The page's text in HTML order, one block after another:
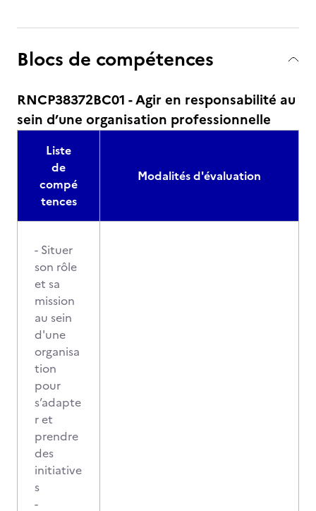
Blocs de compétences
RNCP38372BC01 - Agir en responsabilité au
sein d’une organisation professionnelle
Liste
de
compé
tences
Modalités d'évaluation
- Situer
son rôle
et sa
mission
au sein
d'une
organisa
tion
pour
s’adapte
r et
prendre
des
initiative
s
-